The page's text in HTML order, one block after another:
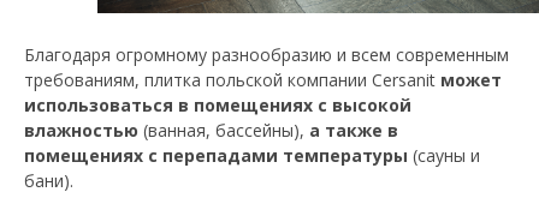
Благодаря огромному разнообразию и всем современным
требованиям, плитка польской компании Cersanit может
использоваться в помещениях с высокой
влажностью (ванная, бассейны), а также в
помещениях с перепадами температуры (сауны и
бани).